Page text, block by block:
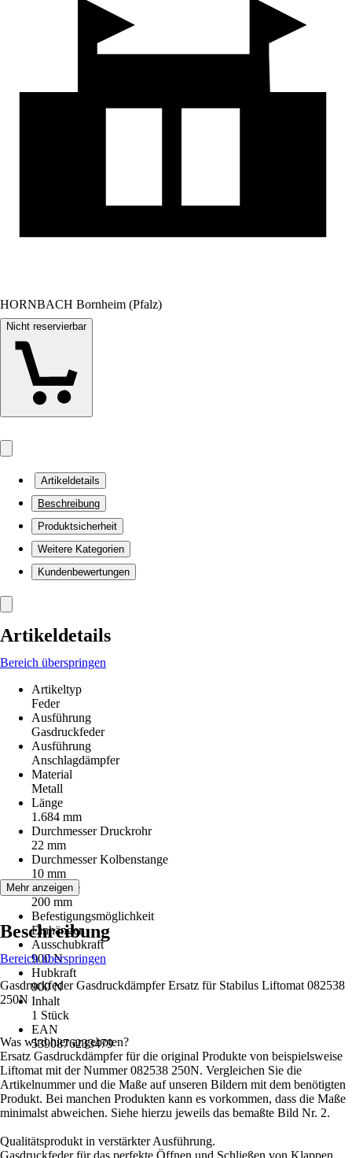
HORNBACH Bornheim (Pfalz)
Nicht reservierbar
Artikeldetails
Beschreibung
Produktsicherheit
Weitere Kategorien
Kundenbewertungen
Artikeldetails
Bereich überspringen
Artikeltyp
Feder
Ausführung
Gasdruckfeder
Ausführung
Anschlagdämpfer
Material
Metall
Länge
1.684 mm
Durchmesser Druckrohr
22 mm
Durchmesser Kolbenstange
10 mm
Hublänge
200 mm
Befestigungsmöglichkeit
Einhängen
Ausschubkraft
900 N
Hubkraft
900 N
Inhalt
1 Stück
EAN
5390876233479
Mehr anzeigen
Beschreibung
Bereich überspringen
Gasdruckfeder Gasdruckdämpfer Ersatz für Stabilus Liftomat 082538
250N
Was wird hier angeboten?
Ersatz Gasdruckdämpfer für die original Produkte von beispielsweise
Liftomat mit der Nummer 082538 250N. Vergleichen Sie die
Artikelnummer und die Maße auf unseren Bildern mit dem benötigten
Produkt. Bei manchen Produkten kann es vorkommen, dass die Maße
minimalst abweichen. Siehe hierzu jeweils das bemaßte Bild Nr. 2.
Qualitätsprodukt in verstärkter Ausführung.
Gasdruckfeder für das perfekte Öffnen und Schließen von Klappen,